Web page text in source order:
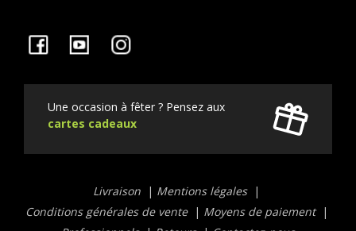
Facebook YouTube
Une occasion à fêter ? Pensez aux
cartes cadeaux
utiles
Livraison
Mentions légales
Conditions générales de vente
Moyens de paiement